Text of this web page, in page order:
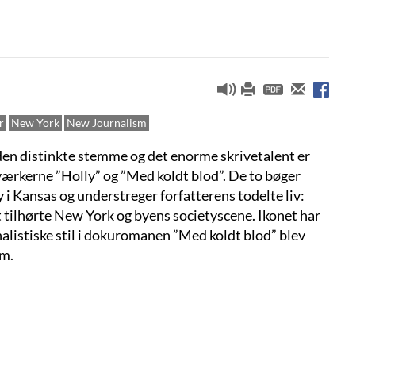
New York New Journalism
distinkte stemme og det enorme skrivetalent er
”Holly” og ”Med koldt blod”. De to bøger
Kansas og understreger forfatterens todelte liv:
New York og byens societyscene. Ikonet har
stil i dokuromanen ”Med koldt blod” blev